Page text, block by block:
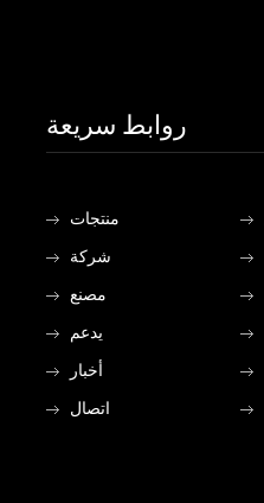
روابط سريعة
منتجات
شركة
مصنع
يدعم
أخبار
اتصال